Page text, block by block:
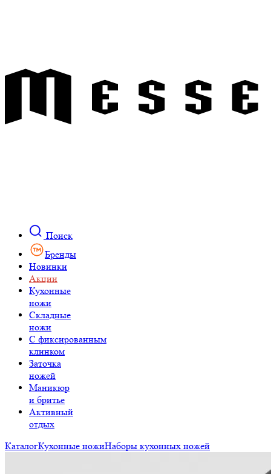
Поиск
Бренды
Новинки
Акции
Кухонные
ножи
Складные
ножи
C фиксированным
клинком
Заточка
ножей
Маникюр
и бритье
Активный
отдых
КаталогКухонные ножиНаборы кухонных ножей